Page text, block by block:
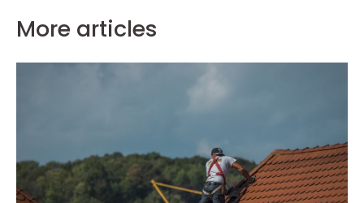
More articles